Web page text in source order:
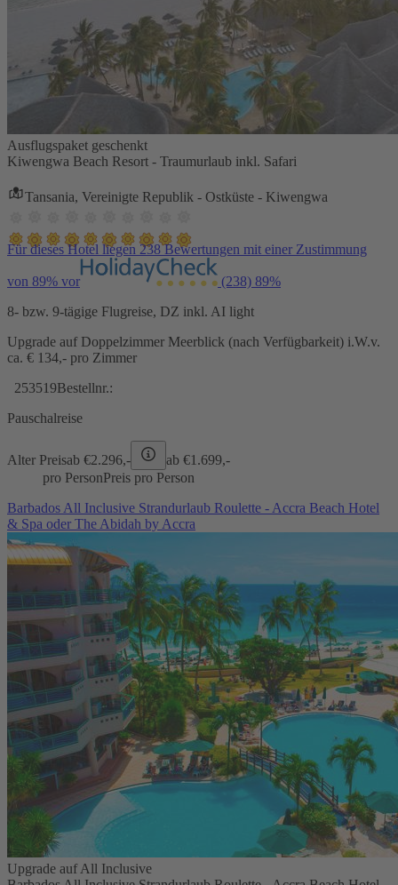
Ausflugspaket geschenkt
Kiwengwa Beach Resort - Traumurlaub inkl. Safari
Tansania, Vereinigte Republik - Ostküste - Kiwengwa
Für dieses Hotel liegen 238 Bewertungen mit einer Zustimmung
von 89% vor (238) 89%
8- bzw. 9-tägige Flugreise, DZ inkl. AI light
Upgrade auf Doppelzimmer Meerblick (nach Verfügbarkeit) i.W.v.
ca. € 134,- pro Zimmer
253519Bestellnr.:
Pauschalreise
Alter Preisab €2.296,- ab €1.699,-
pro PersonPreis pro Person
Barbados All Inclusive Strandurlaub Roulette - Accra Beach Hotel
& Spa oder The Abidah by Accra
Upgrade auf All Inclusive